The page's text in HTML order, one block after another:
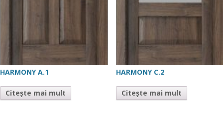
HARMONY A.1
Citește mai mult
HARMONY C.2
Citește mai mult